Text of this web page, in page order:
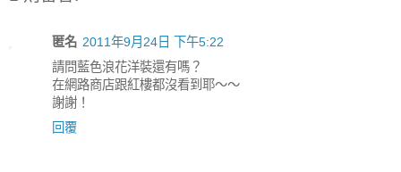
匿名 2011年9月24日 下午5:22
請問藍色浪花洋裝還有嗎？
在網路商店跟紅樓都沒看到耶～～
謝謝！
回覆